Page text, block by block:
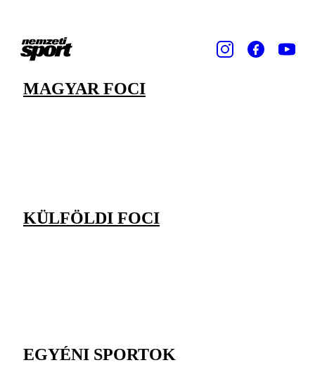
MAGYAR FOCI
KÜLFÖLDI FOCI
EGYÉNI SPORTOK